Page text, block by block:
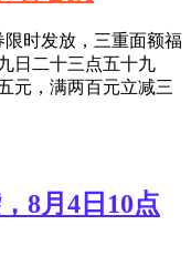
限时发放，三重面额福
日二十三点五十九
元，满两百元立减三
8月4日10点